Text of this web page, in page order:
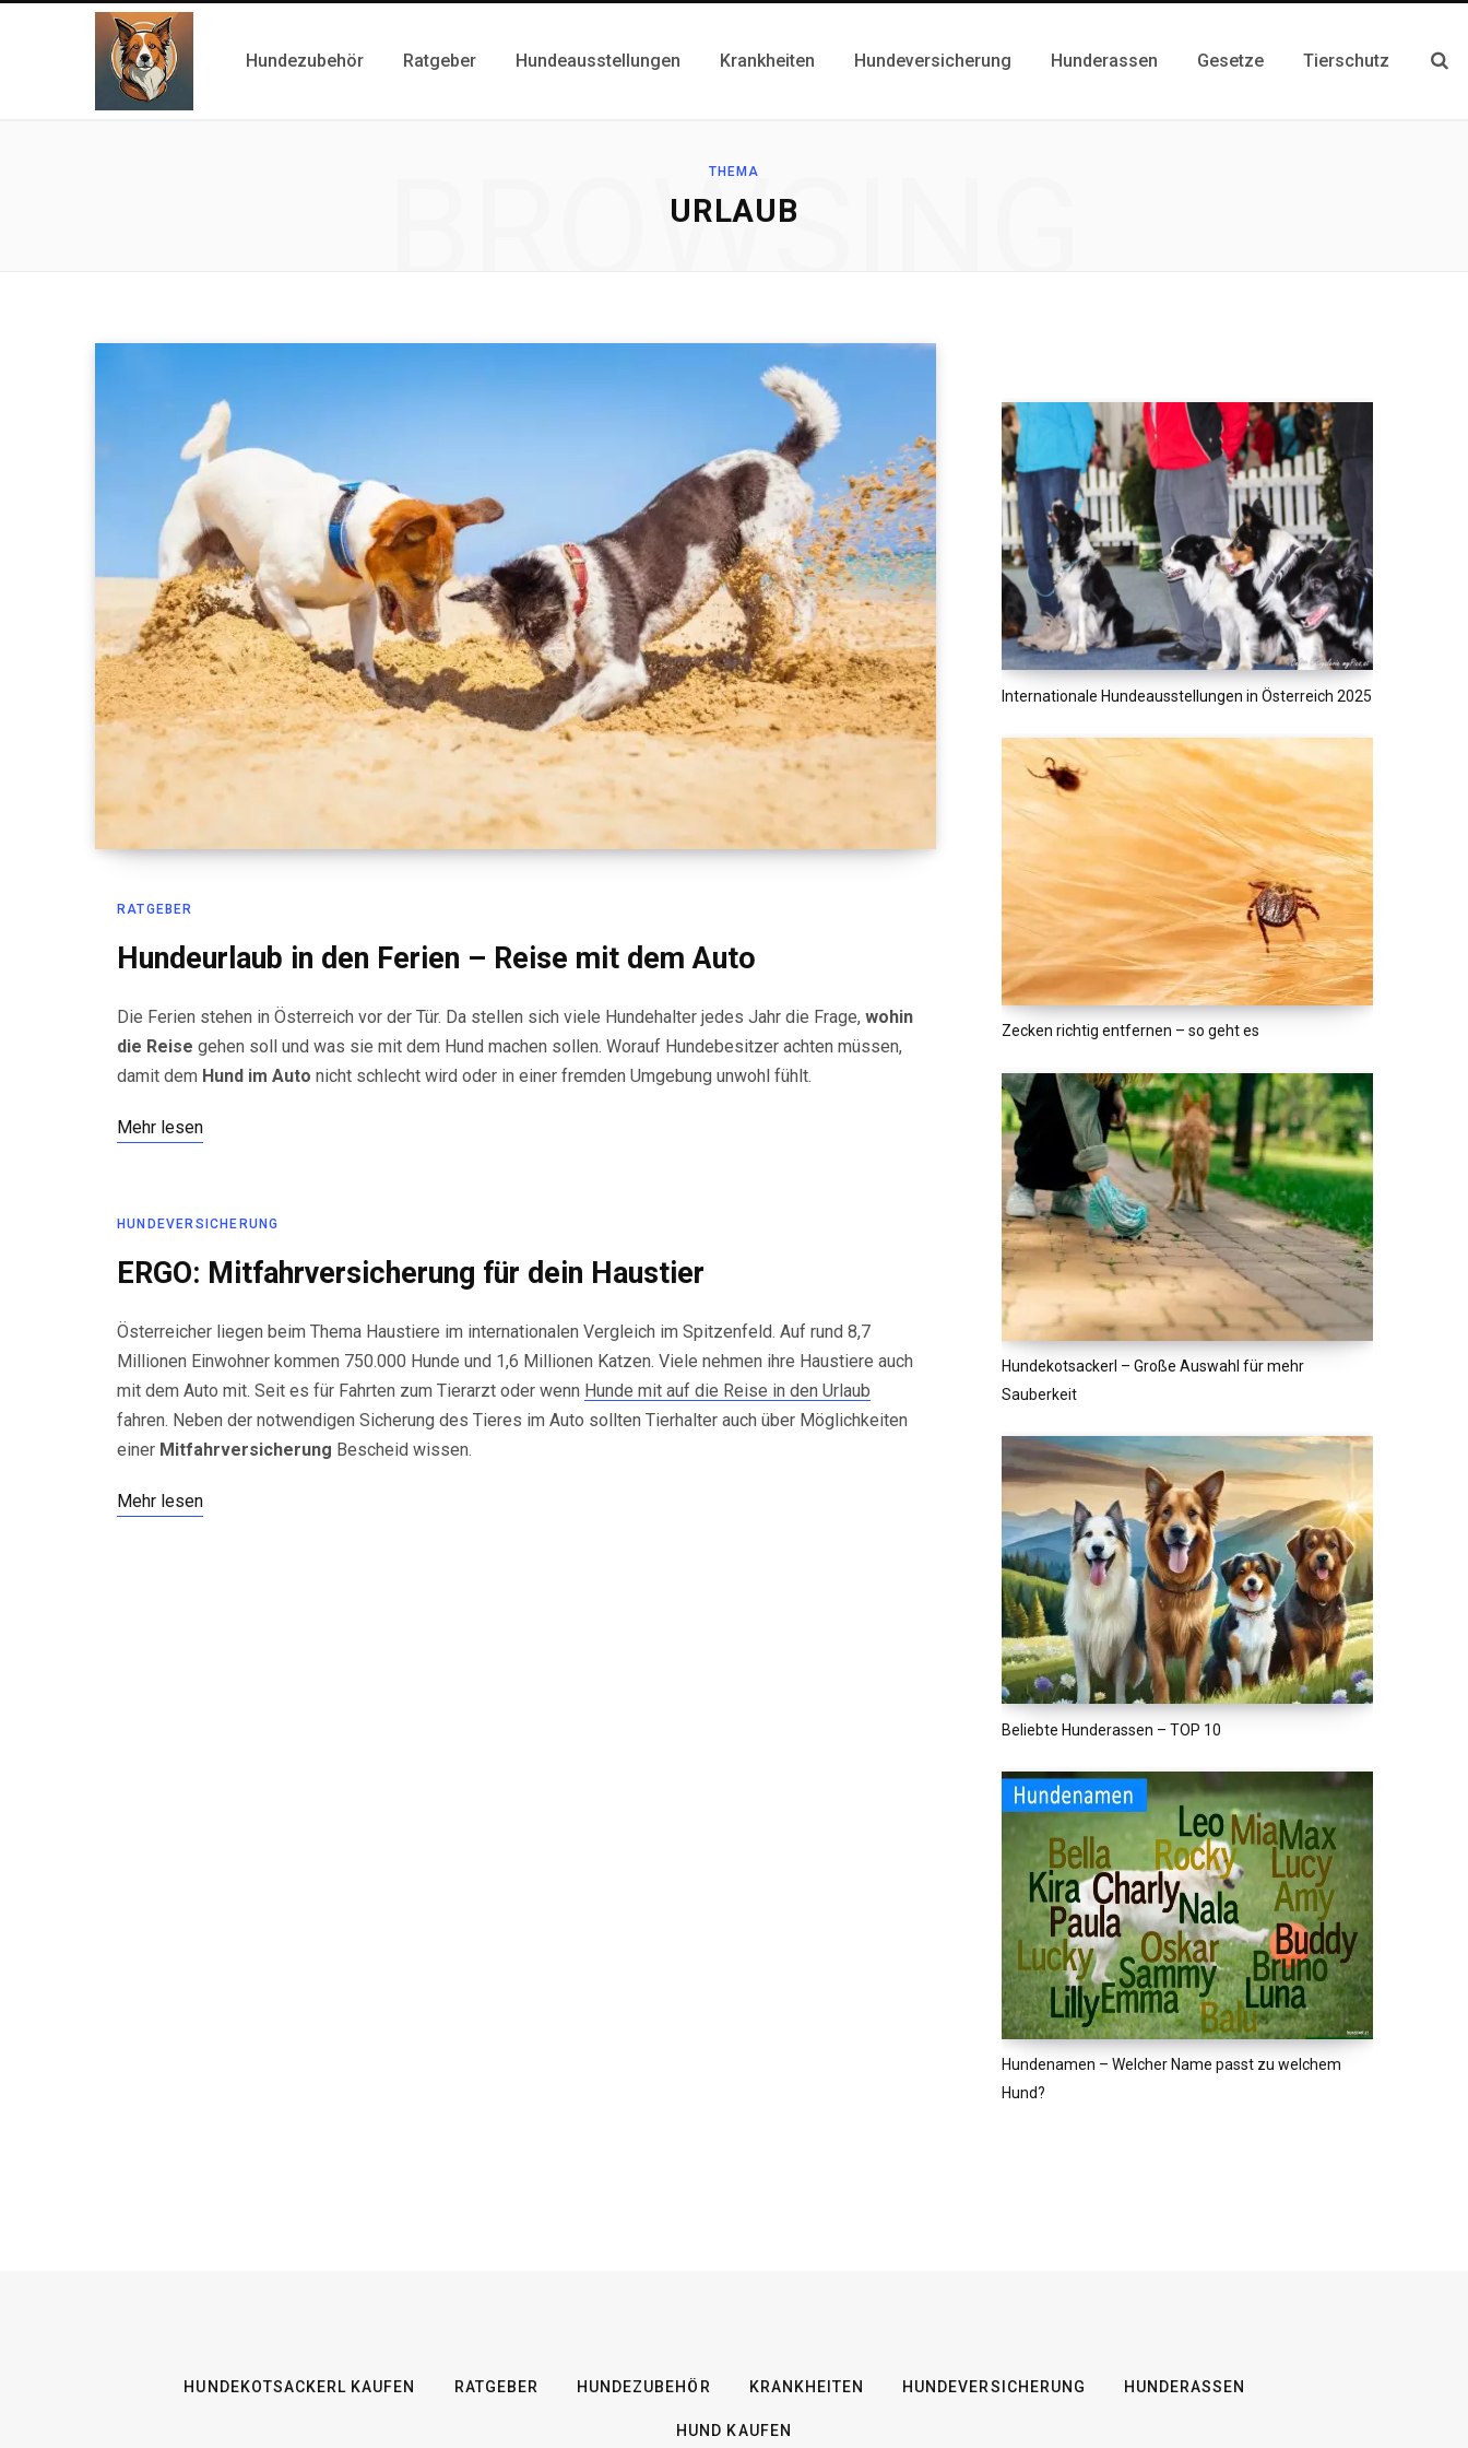
Hundezubehör Ratgeber Hundeausstellungen Krankheiten Hundeversicherung Hunderassen Gesetze Tierschutz
THEMA
URLAUB
BROWSING
RATGEBER
Hundeurlaub in den Ferien – Reise mit dem Auto
Die Ferien stehen in Österreich vor der Tür. Da stellen sich viele Hundehalter jedes Jahr die Frage, wohin
die Reise gehen soll und was sie mit dem Hund machen sollen. Worauf Hundebesitzer achten müssen,
damit dem Hund im Auto nicht schlecht wird oder in einer fremden Umgebung unwohl fühlt.
Mehr lesen
HUNDEVERSICHERUNG
ERGO: Mitfahrversicherung für dein Haustier
Österreicher liegen beim Thema Haustiere im internationalen Vergleich im Spitzenfeld. Auf rund 8,7
Millionen Einwohner kommen 750.000 Hunde und 1,6 Millionen Katzen. Viele nehmen ihre Haustiere auch
mit dem Auto mit. Seit es für Fahrten zum Tierarzt oder wenn Hunde mit auf die Reise in den Urlaub
fahren. Neben der notwendigen Sicherung des Tieres im Auto sollten Tierhalter auch über Möglichkeiten
einer Mitfahrversicherung Bescheid wissen.
Mehr lesen
Internationale Hundeausstellungen in Österreich 2025
Zecken richtig entfernen – so geht es
Hundekotsackerl – Große Auswahl für mehr
Sauberkeit
Beliebte Hunderassen – TOP 10
Hundenamen – Welcher Name passt zu welchem
Hund?
HUNDEKOTSACKERL KAUFEN RATGEBER HUNDEZUBEHÖR KRANKHEITEN HUNDEVERSICHERUNG HUNDERASSEN
HUND KAUFEN